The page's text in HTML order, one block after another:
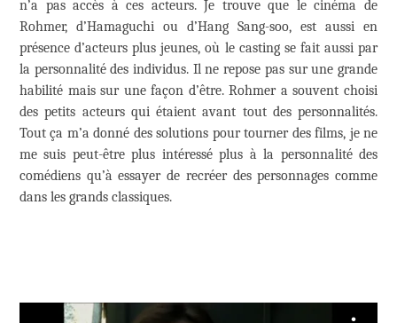
n’a pas accès à ces acteurs. Je trouve que le cinéma de
Rohmer, d’Hamaguchi ou d’Hang Sang-soo, est aussi en
présence d’acteurs plus jeunes, où le casting se fait aussi par
la personnalité des individus. Il ne repose pas sur une grande
habilité mais sur une façon d’être. Rohmer a souvent choisi
des petits acteurs qui étaient avant tout des personnalités.
Tout ça m’a donné des solutions pour tourner des films, je ne
me suis peut-être plus intéressé plus à la personnalité des
comédiens qu’à essayer de recréer des personnages comme
dans les grands classiques.